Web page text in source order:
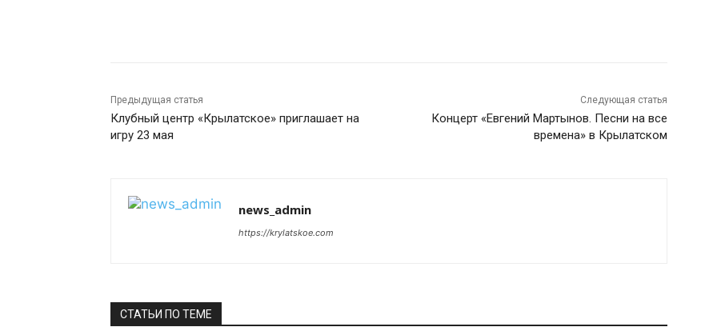
Предыдущая статья
Клубный центр «Крылатское» приглашает на
игру 23 мая
Следующая статья
Концерт «Евгений Мартынов. Песни на все
времена» в Крылатском
news_admin
https://krylatskoe.com
СТАТЬИ ПО ТЕМЕ